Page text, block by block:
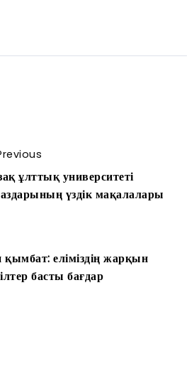
ұлттық университеті
үздік мақалалары
қымбат: еліміздің жарқын
басты бағдар